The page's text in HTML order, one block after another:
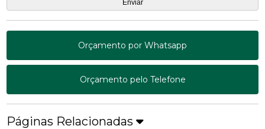
Orçamento por Whatsapp
Orçamento pelo Telefone
Páginas Relacionadas